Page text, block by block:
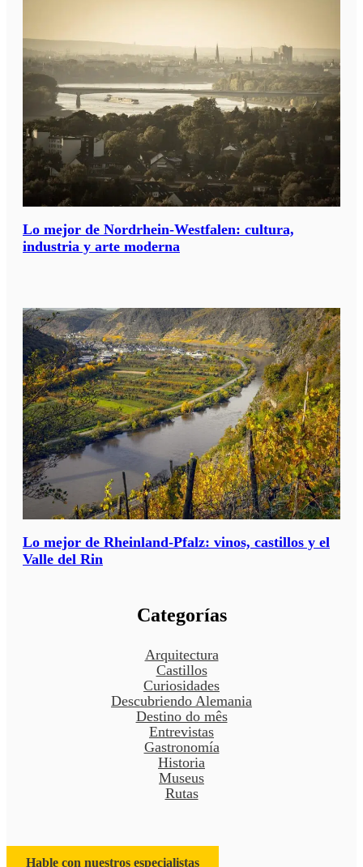
Lo mejor de Nordrhein-Westfalen: cultura,
industria y arte moderna
Lo mejor de Rheinland-Pfalz: vinos, castillos y el
Valle del Rin
Categorías
Arquitectura
Castillos
Curiosidades
Descubriendo Alemania
Destino do mês
Entrevistas
Gastronomía
Historia
Museus
Rutas
Hable con nuestros especialistas